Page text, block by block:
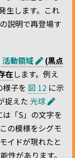
生します。これ
説明で再登場す
活動領域
(黒点
在します。例え
子を 図 12 に示
捉えた 光球
「S」の文字を
の模様をシグモ
イドが現れたと
性があります。